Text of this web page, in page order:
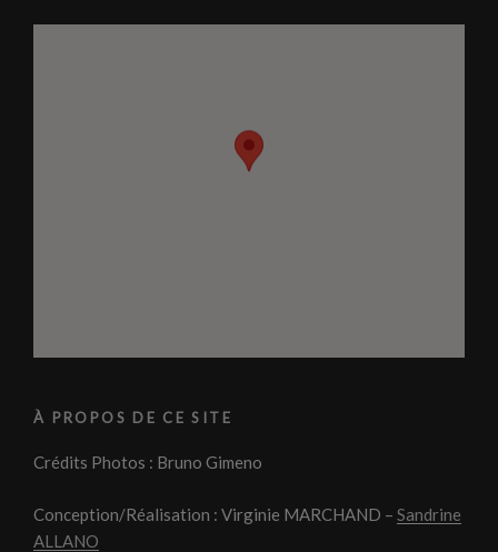
À PROPOS DE CE SITE
Crédits Photos : Bruno Gimeno
Conception/Réalisation : Virginie MARCHAND – Sandrine
ALLANO